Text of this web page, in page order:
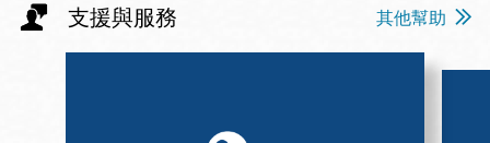
支援與服務 其他幫助